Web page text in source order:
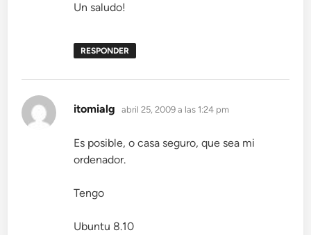
Un saludo!
RESPONDER
itomialg dice:
abril 25, 2009 a las 1:24 pm
Es posible, o casa seguro, que sea mi
ordenador.
Tengo
Ubuntu 8.10